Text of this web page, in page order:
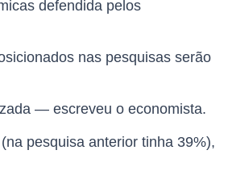
defendida pelos
nas pesquisas serão
— escreveu o economista.
pesquisa anterior tinha 39%),